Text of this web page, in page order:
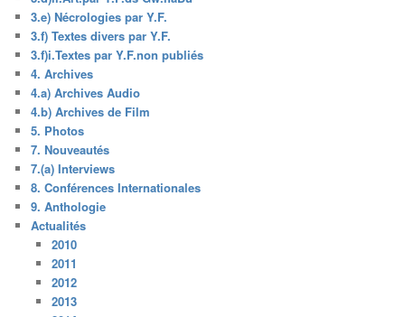
3.e) Nécrologies par Y.F.
3.f) Textes divers par Y.F.
3.f)i.Textes par Y.F.non publiés
4. Archives
4.a) Archives Audio
4.b) Archives de Film
5. Photos
7. Nouveautés
7.(a) Interviews
8. Conférences Internationales
9. Anthologie
Actualités
2010
2011
2012
2013